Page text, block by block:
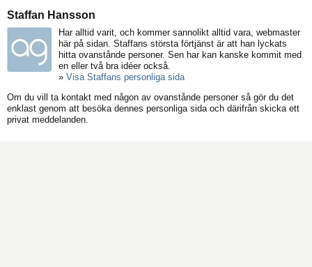
Staffan Hansson
Har alltid varit, och kommer sannolikt alltid vara, webmaster
här på sidan. Staffans största förtjänst är att han lyckats
hitta ovanstånde personer. Sen har kan kanske kommit med
en eller två bra idéer också.
» Visa Staffans personliga sida
Om du vill ta kontakt med någon av ovanstånde personer så gör du det
enklast genom att besöka dennes personliga sida och därifrån skicka ett
privat meddelanden.